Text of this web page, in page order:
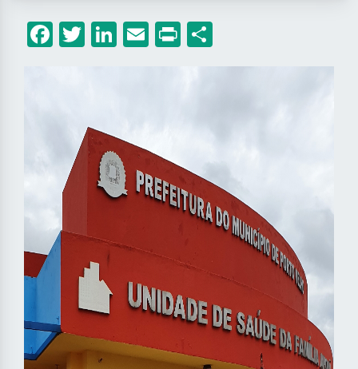
Facebook
Twitter
LinkedIn
Email
Print